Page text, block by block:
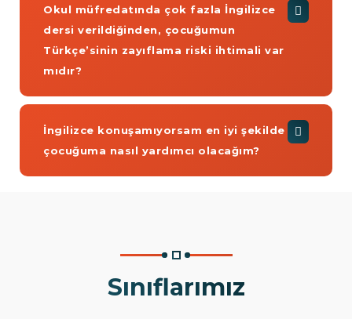
Okul müfredatında çok fazla İngilizce
dersi verildiğinden, çocuğumun
Türkçe’sinin zayıflama riski ihtimali var
mıdır?
İngilizce konuşamıyorsam en iyi şekilde
çocuğuma nasıl yardımcı olacağım?
Sınıflarımız